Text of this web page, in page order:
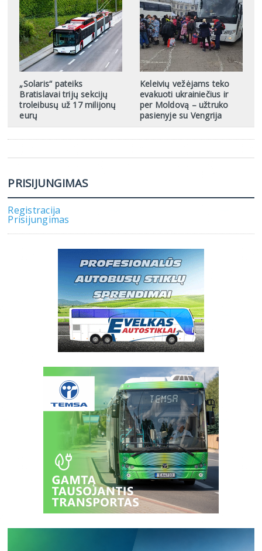
„Solaris“ pateiks
Bratislavai trijų sekcijų
troleibusų už 17 milijonų
eurų
Keleivių vežėjams teko
evakuoti ukrainiečius ir
per Moldovą – užtruko
pasienyje su Vengrija
PRISIJUNGIMAS
Registracija
Prisijungimas